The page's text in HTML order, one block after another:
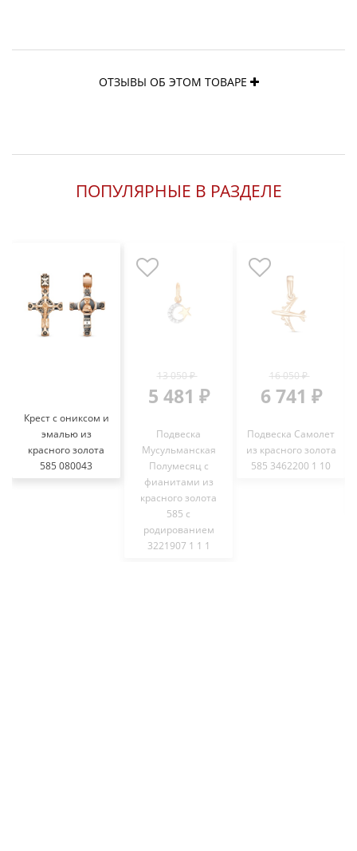
ОТЗЫВЫ ОБ ЭТОМ ТОВАРЕ
ПОПУЛЯРНЫЕ В РАЗДЕЛЕ
Крест с ониксом и
эмалью из
красного золота
585 080043
13 050 ₽
5 481 ₽
Подвеска
Мусульманская
Полумесяц с
фианитами из
красного золота
585 с
родированием
3221907 1 1 1
16 050 ₽
6 741 ₽
Подвеска Самолет
из красного золота
585 3462200 1 10